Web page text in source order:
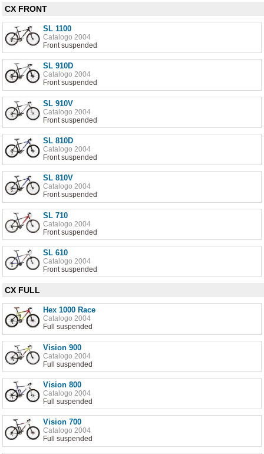
CX FRONT
SL 1100
Catalogo 2004
Front suspended
SL 910D
Catalogo 2004
Front suspended
SL 910V
Catalogo 2004
Front suspended
SL 810D
Catalogo 2004
Front suspended
SL 810V
Catalogo 2004
Front suspended
SL 710
Catalogo 2004
Front suspended
SL 610
Catalogo 2004
Front suspended
CX FULL
Hex 1000 Race
Catalogo 2004
Full suspended
Vision 900
Catalogo 2004
Full suspended
Vision 800
Catalogo 2004
Full suspended
Vision 700
Catalogo 2004
Full suspended